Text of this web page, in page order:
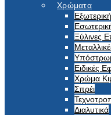
Χρώματα
Ξύλινες
Ειδικές
Χρώμα
Σπρέι
Διαλυτικά